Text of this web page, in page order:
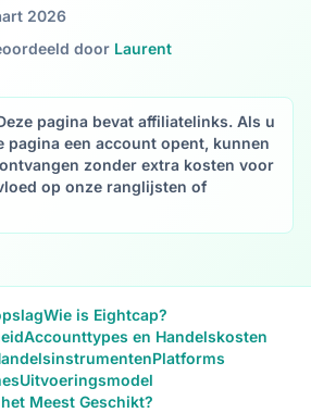
2026
door Laurent
pagina bevat affiliatelinks. Als u
pagina een account opent, kunnen
zonder extra kosten voor
op onze ranglijsten of
Wie is Eightcap?
Accounttypes en Handelskosten
Platforms
Uitvoeringsmodel
Meest Geschikt?